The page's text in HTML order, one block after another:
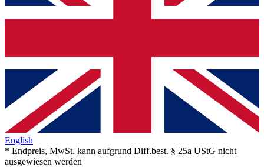
English
* Endpreis, MwSt. kann aufgrund Diff.best. § 25a UStG nicht
ausgewiesen werden